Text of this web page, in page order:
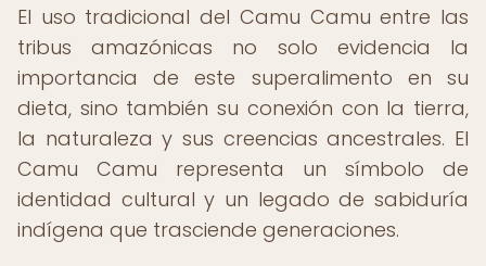
El uso tradicional del Camu Camu entre las
tribus amazónicas no solo evidencia la
importancia de este superalimento en su
dieta, sino también su conexión con la tierra,
la naturaleza y sus creencias ancestrales. El
Camu Camu representa un símbolo de
identidad cultural y un legado de sabiduría
indígena que trasciende generaciones.